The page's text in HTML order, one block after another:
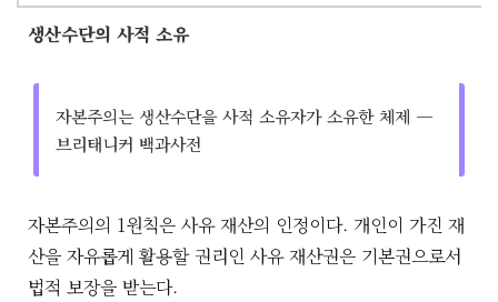
생산수단의 사적 소유
자본주의는 생산수단을 사적 소유자가 소유한 체제 —
브리태니커 백과사전
자본주의의 1원칙은 사유 재산의 인정이다. 개인이 가진 재
산을 자유롭게 활용할 권리인 사유 재산권은 기본권으로서
법적 보장을 받는다.